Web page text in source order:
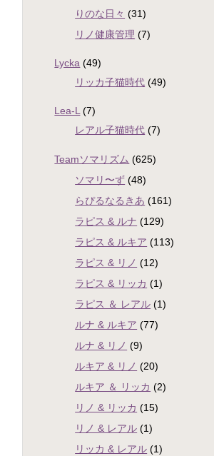
りのな日々 (31)
リノ健康管理 (7)
Lycka (49)
リッカ子猫時代 (49)
Lea-L(7)
レアル子猫時代 (7)
Teamソマリズム (625)
ソマリ〜ず (48)
らぴるなるきあ (161)
ラピス & ルナ (129)
ラピス & ルキア (113)
ラピス & リノ (12)
ラピス & リッカ (1)
ラピス ＆ レアル (1)
ルナ & ルキア (77)
ルナ & リノ (9)
ルキア & リノ (20)
ルキア ＆ リッカ (2)
リノ & リッカ (15)
リノ & レアル (1)
リッカ & レアル (1)